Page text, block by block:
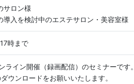
サロン様
導入を検討中のエステサロン・美容室様
時まで
ライン開催（録画配信）のセミナーです。
ウンロードをお願いいたします。